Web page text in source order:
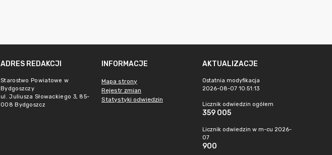
ADRES REDAKCJI
Starostwo Powiatowe w
Bydgoszczy
ul. Juliusza Słowackiego 3, 85-
008 Bydgoszcz
INFORMACJE
Mapa strony
Rejestr zmian
Statystyki odwiedzin
AKTUALIZACJE
Ostatnia modyfikacja
2026-08-07 10:51:13
Licznik odwiedzin ogółem
359 005
Licznik odwiedzin w m-cu 2026-
07
900